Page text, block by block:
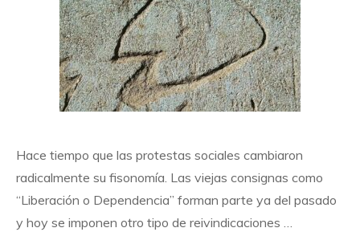
Hace tiempo que las protestas sociales cambiaron
radicalmente su fisonomía. Las viejas consignas como
“Liberación o Dependencia” forman parte ya del pasado
y hoy se imponen otro tipo de reivindicaciones …